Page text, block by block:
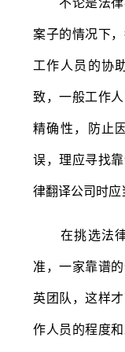
案子的情况下
工作人员的协
致，一般工作
精确性，防止
误，理应寻找
律翻译公司时应
在挑选法律
准，一家靠谱
英团队，这样
作人员的程度